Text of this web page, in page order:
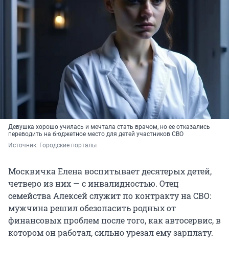
Девушка хорошо училась и мечтала стать врачом, но ее отказались
переводить на бюджетное место для детей участников СВО
Источник: Городские порталы
Москвичка Елена воспитывает десятерых детей,
четверо из них — с инвалидностью. Отец
семейства Алексей служит по контракту на СВО:
мужчина решил обезопасить родных от
финансовых проблем после того, как автосервис, в
котором он работал, сильно урезал ему зарплату.